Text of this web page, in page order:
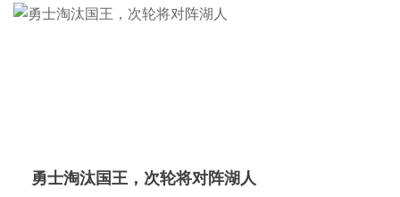
勇士淘汰国王，次轮将对阵湖人